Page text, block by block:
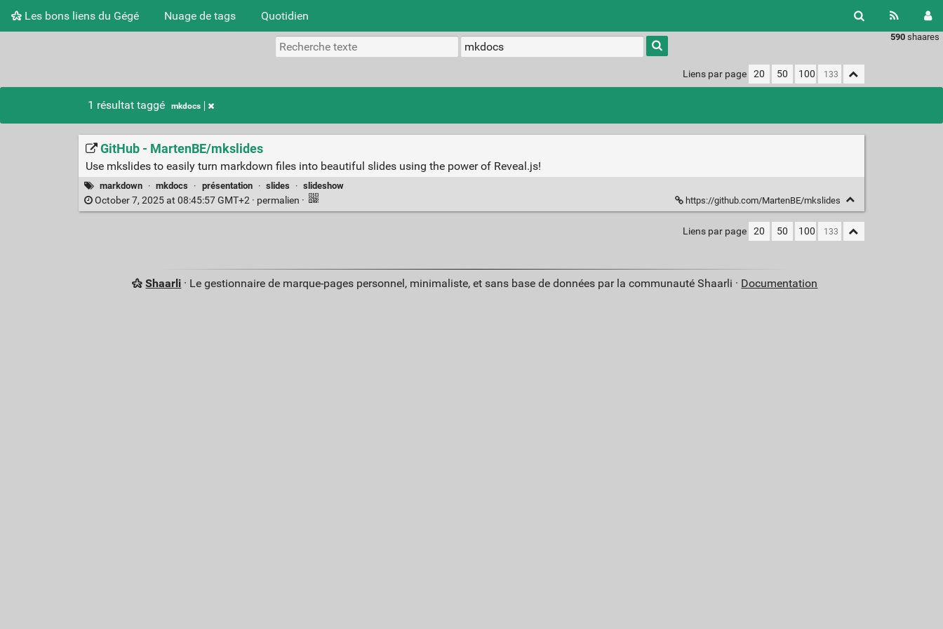
Les bons liens du Gégé Nuage de tags Quotidien
590 shaares
Type 1 or
more
charactersLiens par page 20 50 100
1 résultat taggé mkdocs
GitHub - MartenBE/mkslides
Use mkslides to easily turn markdown files into beautiful slides using the power of Reveal.js!
markdown · mkdocs · présentation · slides · slideshow
October 7, 2025 at 08:45:57 GMT+2 · permalien · https://github.com/MartenBE/mkslides
Liens par page 20 50 100
Shaarli · Le gestionnaire de marque-pages personnel, minimaliste, et sans base de données par la communauté Shaarli · Documentation